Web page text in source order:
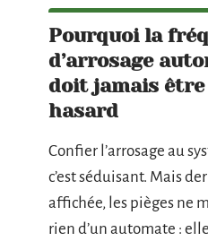
Pourquoi la
d’arrosage
doit jamais être
hasard
Confier l’arrosage au
c’est séduisant. Mais
affichée, les pièges ne
rien d’un automate :